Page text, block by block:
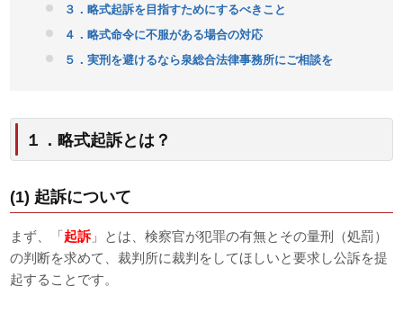
３．略式起訴を目指すためにするべきこと
４．略式命令に不服がある場合の対応
５．実刑を避けるなら泉総合法律事務所にご相談を
１．略式起訴とは？
(1) 起訴について
まず、「起訴 」とは、検察官が犯罪の有無とその量刑（処罰）
の判断を求めて、裁判所に裁判をしてほしいと要求し公訴を提
起することです。